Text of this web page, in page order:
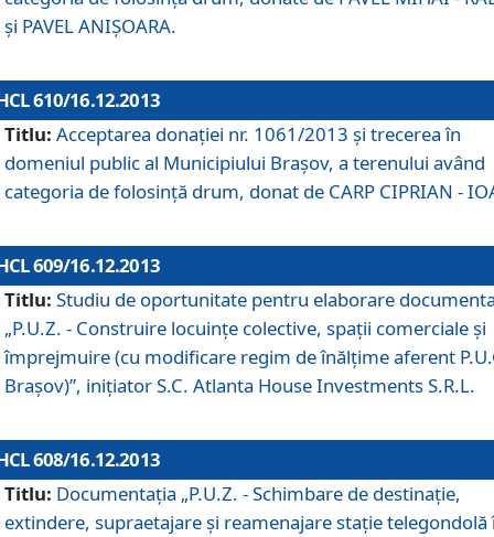
şi PAVEL ANIŞOARA.
610/16.12.2013
Titlu: Acceptarea donaţiei nr. 1061/2013 şi trecerea în
domeniul public al Municipiului Braşov, a terenului având
categoria de folosinţă drum, donat de CARP CIPRIAN -
609/16.12.2013
Titlu: Studiu de oportunitate pentru elaborare
„P.U.Z. - Construire locuinţe colective, spaţii comerciale şi
împrejmuire (cu modificare regim de înălţime aferent
Braşov)”, iniţiator S.C. Atlanta House Investments S.R.L.
608/16.12.2013
Titlu: Documentaţia „P.U.Z. - Schimbare de destinaţie,
extindere, supraetajare şi reamenajare staţie telegondolă